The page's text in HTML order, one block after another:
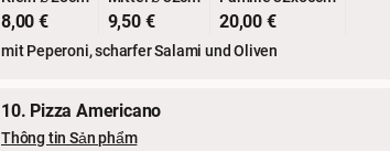
8,00 € 9,50 € 20,00 €
mit Peperoni, scharfer Salami und Oliven
10. Pizza Americano
Thông tin Sản phẩm